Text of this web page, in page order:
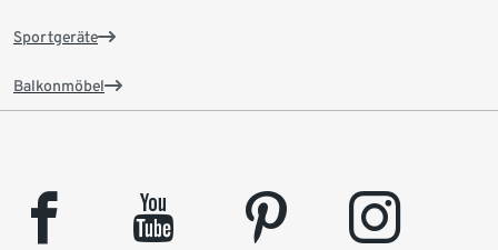
Sportgeräte
Balkonmöbel
facebook youtube pinterest instagram